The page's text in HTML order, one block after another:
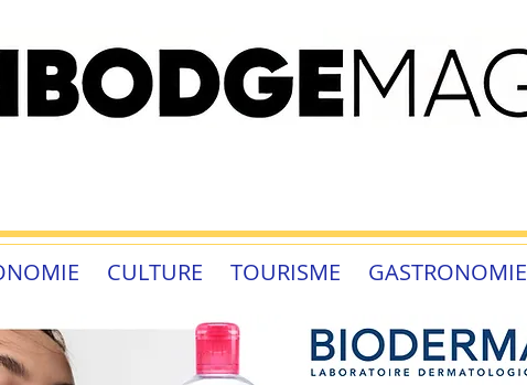
CULTURE TOURISME GASTRONOMIE